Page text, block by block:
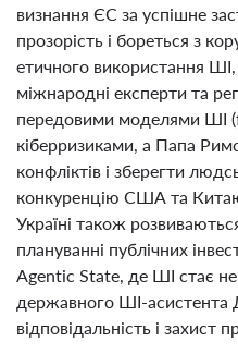
визнання ЄС за успішне
прозорість і бореться з
етичного використання
міжнародні експерти та
передовими моделями ШІ
кіберризиками, а Папа
конфліктів і зберегти
конкуренцію США та
Україні також
плануванні публічних
Agentic State, де ШІ стає
державного ШІ-асистента
відповідальність і